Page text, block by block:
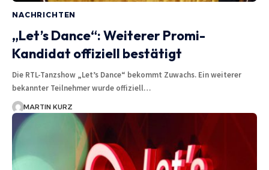
NACHRICHTEN
„Let’s Dance“: Weiterer Promi-
Kandidat offiziell bestätigt
Die RTL-Tanzshow „Let’s Dance“ bekommt Zuwachs. Ein weiterer
bekannter Teilnehmer wurde offiziell…
MARTIN KURZ